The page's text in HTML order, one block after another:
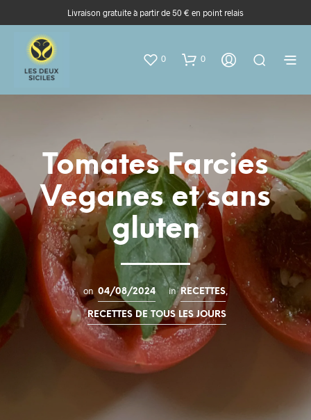
Livraison gratuite à partir de 50 € en point relais
0 0
Tomates Farcies
Veganes et sans
gluten
on 04/08/2024 in RECETTES
RECETTES DE TOUS LES JOURS